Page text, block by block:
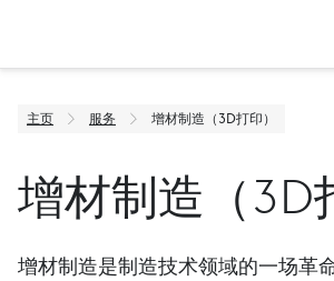
主页 服务 增材制造（3D打印）
增材制造（3D
增材制造是制造技术领域的一场革